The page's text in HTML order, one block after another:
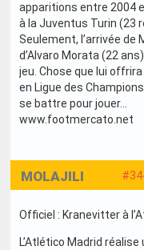
apparitions entre 2004
à la Juventus Turin (23
Seulement, l’arrivée de
d’Alvaro Morata (22
jeu. Chose que lui
en Ligue des
se battre pour jouer...
www.footmercato.net
MOLAJILI
Officiel : Kranevitter à
L’Atlético Madrid